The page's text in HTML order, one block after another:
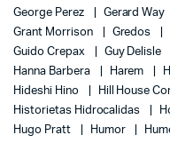
George Perez
Gerard Way
Grant Morrison
Gredos
Guido Crepax
Guy Delisle
Hanna Barbera
Harem
Hideshi Hino
Hill House
Historietas Hidrocalidas
Hugo Pratt
Humor